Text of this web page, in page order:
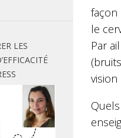
façon
le
Par
LES